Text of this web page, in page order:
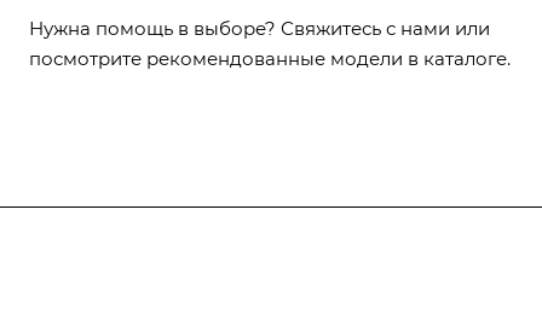
Нужна помощь в выборе? Свяжитесь с нами или
посмотрите рекомендованные модели в каталоге.